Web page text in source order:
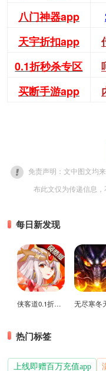
八门神器app
天宇折扣app
0.1折秒杀专区
买断手游app
免责声明：文中图文均
布此文仅为传递信息，
每日新发现
侠客道0.1折变态版
热门标签
上线即赠百万充值app